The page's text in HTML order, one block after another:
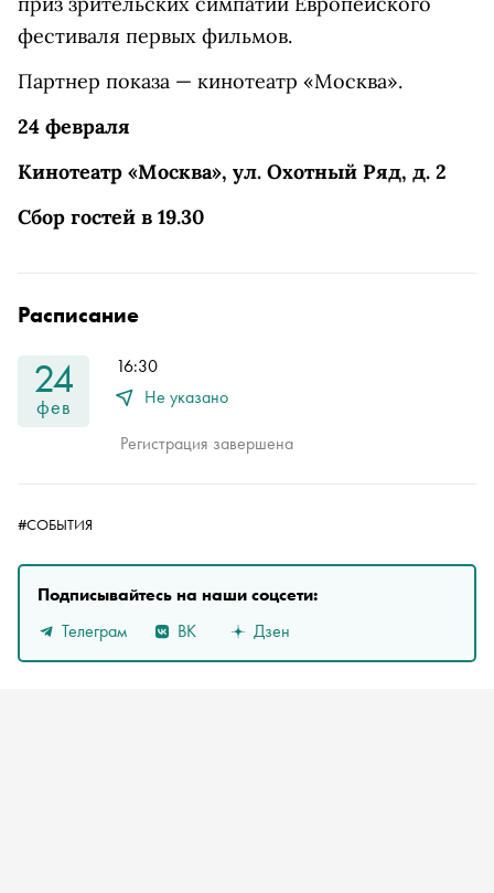
фестиваля первых фильмов.
Партнер показа — кинотеатр «Москва».
24 февраля
Кинотеатр «Москва», ул. Охотный Ряд, д. 2
Сбор гостей в 19.30
Расписание
24
фев
16:30
Не указано
Регистрация завершена
#СОБЫТИЯ
Подписывайтесь на наши соцсети:
Телеграм
ВК Дзен